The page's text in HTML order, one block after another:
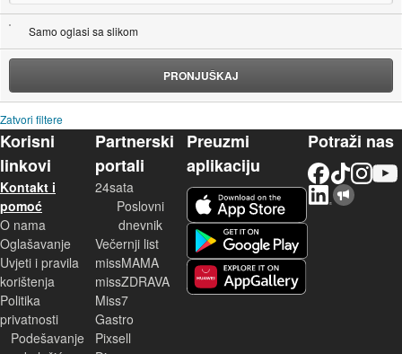
Samo oglasi sa slikom
PRONJUŠKAJ
Zatvori filtere
Korisni
linkovi
Kontakt i
pomoć
O nama
Oglašavanje
Uvjeti i pravila
korištenja
Politika
privatnosti
Podešavanje
Partnerski
portali
24sata
Poslovni
dnevnik
Večernji list
missMAMA
missZDRAVA
Miss7
Gastro
Pixsell
Preuzmi
aplikaciju
Potraži nas